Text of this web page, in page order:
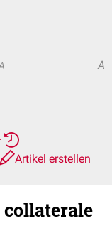
A
Artikel erstellen